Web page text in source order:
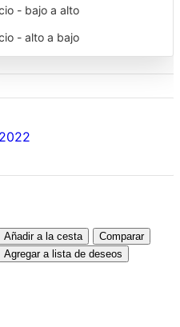
- bajo a alto
- alto a bajo
Añadir a la cesta
Comparar
Agregar a lista de deseos